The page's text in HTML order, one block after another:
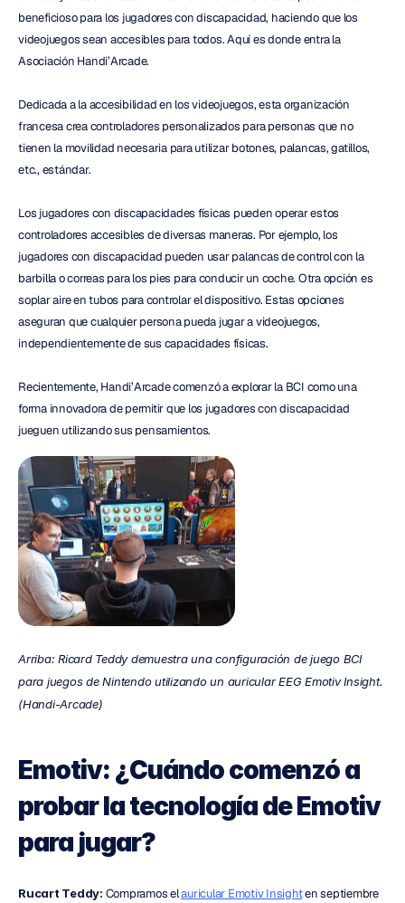
beneficioso para los jugadores con discapacidad, haciendo que los
videojuegos sean accesibles para todos. Aquí es donde entra la
Asociación Handi’Arcade.
Dedicada a la accesibilidad en los videojuegos, esta organización
francesa crea controladores personalizados para personas que no
tienen la movilidad necesaria para utilizar botones, palancas, gatillos,
etc., estándar.
Los jugadores con discapacidades físicas pueden operar estos
controladores accesibles de diversas maneras. Por ejemplo, los
jugadores con discapacidad pueden usar palancas de control con la
barbilla o correas para los pies para conducir un coche. Otra opción es
soplar aire en tubos para controlar el dispositivo. Estas opciones
aseguran que cualquier persona pueda jugar a videojuegos,
independientemente de sus capacidades físicas.
Recientemente, Handi’Arcade comenzó a explorar la BCI como una
forma innovadora de permitir que los jugadores con discapacidad
jueguen utilizando sus pensamientos.
Arriba: Ricard Teddy demuestra una configuración de juego BCI
para juegos de Nintendo utilizando un auricular EEG Emotiv Insight.
(Handi-Arcade)
Emotiv: ¿Cuándo comenzó a
probar la tecnología de Emotiv
para jugar?
Rucart Teddy: Compramos el auricular Emotiv Insight en septiembre